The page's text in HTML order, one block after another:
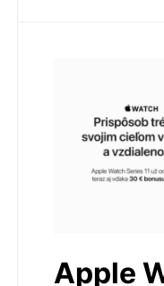
Apple